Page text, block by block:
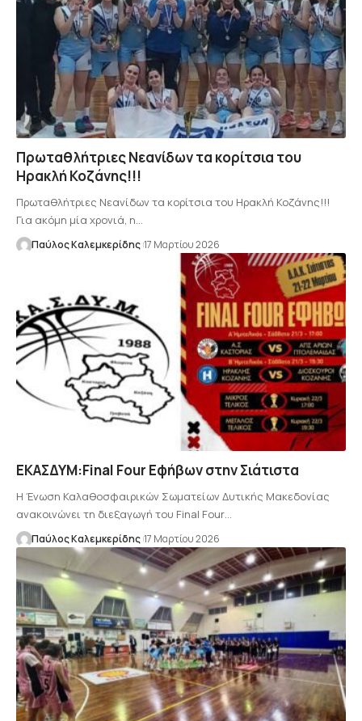
Πρωταθλήτριες Νεανίδων τα κορίτσια του
Ηρακλή Κοζάνης!!!
Πρωταθλήτριες Νεανίδων τα κορίτσια του Ηρακλή Κοζάνης!!!
Για ακόμη μία χρονιά, η…
Παύλος Καλεμκερίδης 17 Μαρτίου 2026
ΕΚΑΣΔΥΜ:Final Four Εφήβων στην Σιάτιστα
Η Ένωση Καλαθοσφαιρικών Σωματείων Δυτικής Μακεδονίας
ανακοινώνει τη διεξαγωγή του Final Four…
Παύλος Καλεμκερίδης 17 Μαρτίου 2026